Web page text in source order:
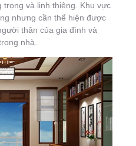
và linh thiêng. Khu vực
nhưng cần thể hiện được
thân của gia đình và
nhà.